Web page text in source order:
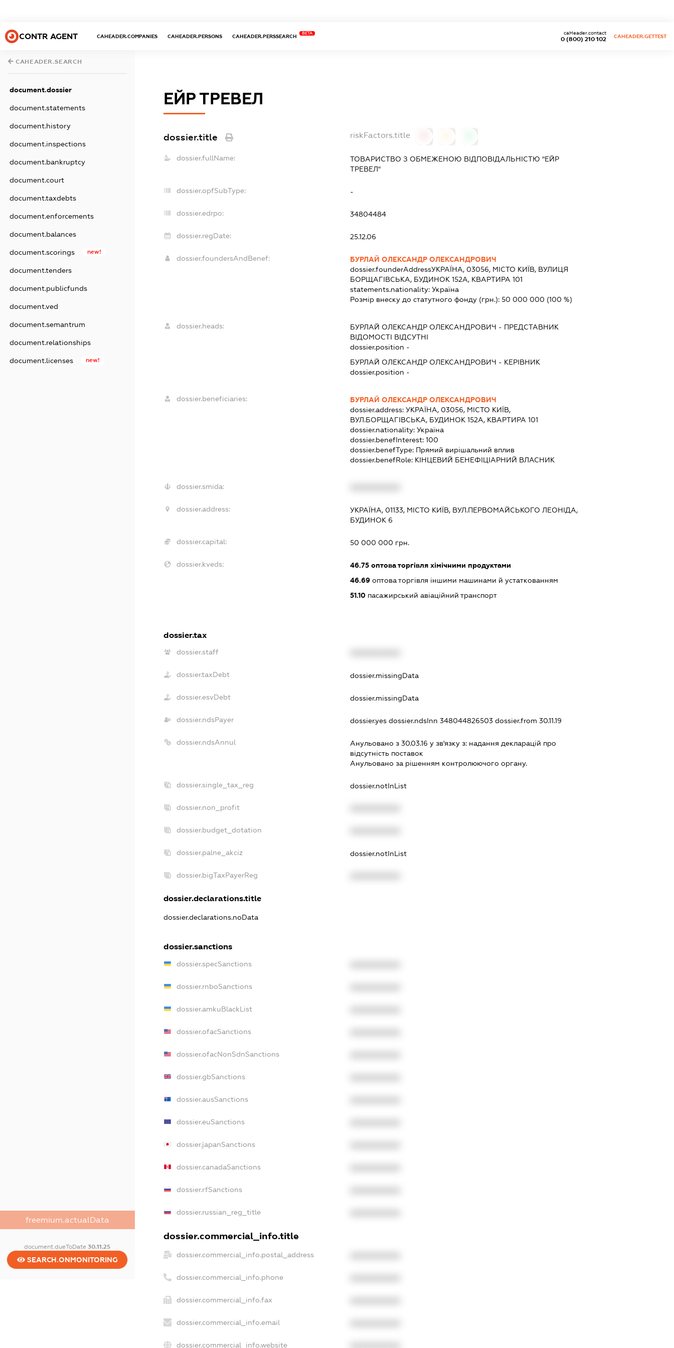
CONTR AGENT CAHEADER.COMPANIES CAHEADER.PERSONS CAHEADER.PERSSEARCH
BETA
0 (800) 210 102
caHeader.contact
CAHEADER.GETTEST
CAHEADER.SEARCH
document.dossier
document.statements
document.history
document.inspections
document.bankruptcy
document.court
document.taxdebts
document.enforcements
document.balances
document.scorings new!
document.tenders
document.publicfunds
document.ved
document.semantrum
document.relationships
document.licenses new!
freemium.actualData
document.dueToDate30.11.25
SEARCH.ONMONITORING
ЕЙР ТРЕВЕЛ
dossier.title riskFactors.title
dossier.fullName:
ТОВАРИСТВО З ОБМЕЖЕНОЮ ВІДПОВІДАЛЬНІСТЮ "ЕЙР
ТРЕВЕЛ"
dossier.opfSubType: -
dossier.edrpo: 34804484
dossier.regDate: 25.12.06
dossier.foundersAndBenef:
БУРЛАЙ ОЛЕКСАНДР ОЛЕКСАНДРОВИЧ
dossier.founderAddressУКРАЇНА, 03056, МІСТО КИЇВ, ВУЛИЦЯ
БОРЩАГІВСЬКА, БУДИНОК 152А, КВАРТИРА 101
statements.nationality: Україна
Розмір внеску до статутного фонду (грн.): 50 000 000 (100 %)
dossier.heads: БУРЛАЙ ОЛЕКСАНДР ОЛЕКСАНДРОВИЧ - ПРЕДСТАВНИК
ВІДОМОСТІ ВІДСУТНІ
dossier.position -
БУРЛАЙ ОЛЕКСАНДР ОЛЕКСАНДРОВИЧ - КЕРІВНИК
dossier.position -
dossier.beneficiaries:
БУРЛАЙ ОЛЕКСАНДР ОЛЕКСАНДРОВИЧ
dossier.address: УКРАЇНА, 03056, МІСТО КИЇВ,
ВУЛ.БОРЩАГІВСЬКА, БУДИНОК 152А, КВАРТИРА 101
dossier.nationality: Україна
dossier.benefInterest: 100
dossier.benefType: Прямий вирішальний вплив
dossier.benefRole: КІНЦЕВИЙ БЕНЕФІЦІАРНИЙ ВЛАСНИК
dossier.smida:
dossier.address:
УКРАЇНА, 01133, МІСТО КИЇВ, ВУЛ.ПЕРВОМАЙСЬКОГО ЛЕОНІДА,
БУДИНОК 6
dossier.capital: 50 000 000 грн.
dossier.kveds: 46.75оптова торгівля хімічними продуктами
46.69оптова торгівля іншими машинами й устаткованням
51.10пасажирський авіаційний транспорт
dossier.tax
dossier.staff
dossier.taxDebt dossier.missingData
dossier.esvDebt dossier.missingData
dossier.ndsPayer dossier.yes dossier.ndsInn 348044826503 dossier.from 30.11.19
dossier.ndsAnnul Анульовано з 30.03.16 у зв'язку з: надання декларацiй про
вiдсутнiсть поставок
Анульовано за рiшенням контролюючого органу.
dossier.single_tax_reg dossier.notInList
dossier.non_profit
dossier.budget_dotation
dossier.palne_akciz dossier.notInList
dossier.bigTaxPayerReg
dossier.declarations.title
dossier.declarations.noData
dossier.sanctions
dossier.specSanctions
dossier.rnboSanctions
dossier.amkuBlackList
dossier.ofacSanctions
dossier.ofacNonSdnSanctions
dossier.gbSanctions
dossier.ausSanctions
dossier.euSanctions
dossier.japanSanctions
dossier.canadaSanctions
dossier.rfSanctions
dossier.russian_reg_title
dossier.commercial_info.title
dossier.commercial_info.postal_address
dossier.commercial_info.phone
dossier.commercial_info.fax
dossier.commercial_info.email
dossier.commercial_info.website